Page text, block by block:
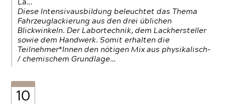
La…
Diese Intensivausbildung beleuchtet das Thema
Fahrzeuglackierung aus den drei üblichen
Blickwinkeln. Der Labortechnik, dem Lackhersteller
sowie dem Handwerk. Somit erhalten die
Teilnehmer*Innen den nötigen Mix aus physikalisch-
/ chemischem Grundlage…
10